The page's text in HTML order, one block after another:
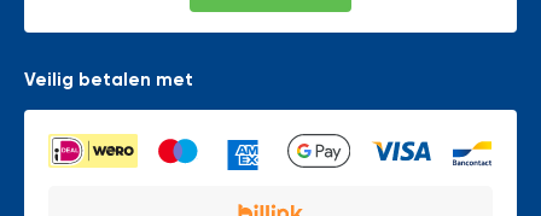
Veilig betalen met